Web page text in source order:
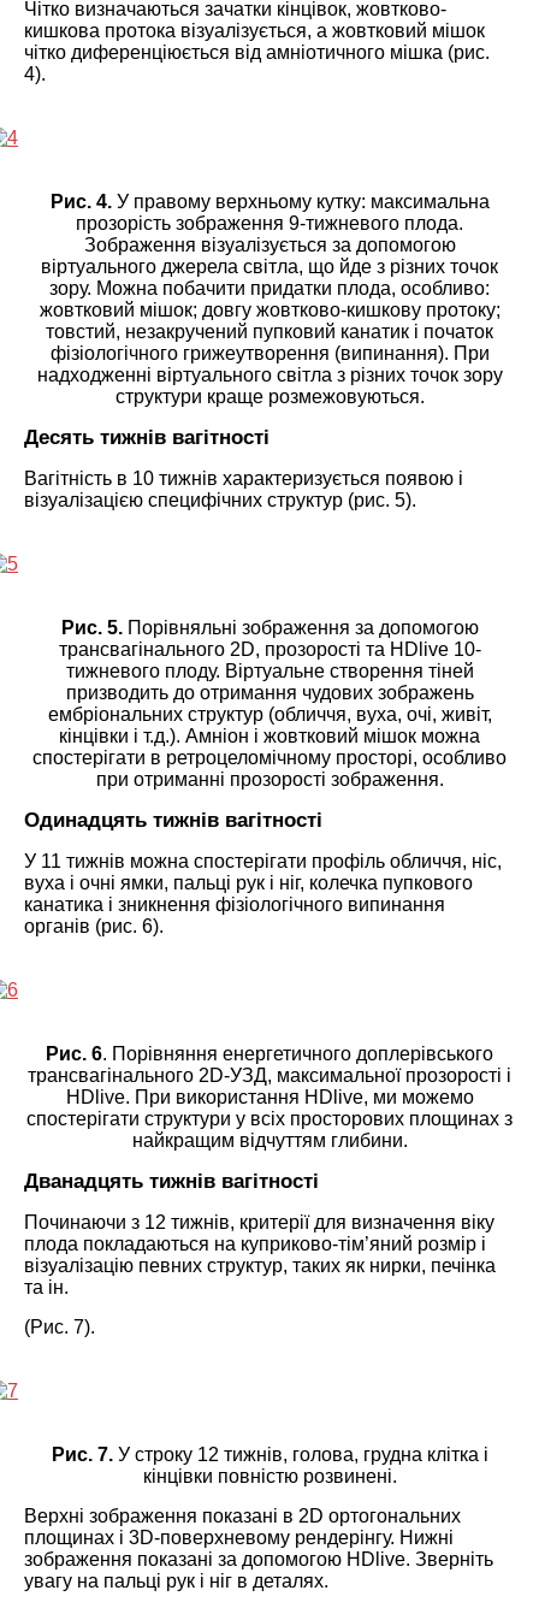
Чітко визначаються зачатки кінцівок, жовтково-
кишкова протока візуалізується, а жовтковий мішок
чітко диференціюється від амніотичного мішка (рис.
4).
Рис. 4.У правому верхньому кутку: максимальна
прозорість зображення 9-тижневого плода.
Зображення візуалізується за допомогою
віртуального джерела світла, що йде з різних точок
зору. Можна побачити придатки плода, особливо:
жовтковий мішок; довгу жовтково-кишкову протоку;
товстий, незакручений пупковий канатик і початок
фізіологічного грижеутворення (випинання). При
надходженні віртуального світла з різних точок зору
структури краще розмежовуються.
Десять тижнів вагітності
Вагітність в 10 тижнів характеризується появою і
візуалізацією специфічних структур (рис. 5).
Рис. 5.Порівняльні зображення за допомогою
трансвагінального 2D, прозорості та HDlive 10-
тижневого плоду. Віртуальне створення тіней
призводить до отримання чудових зображень
ембріональних структур (обличчя, вуха, очі, живіт,
кінцівки і т.д.). Амніон і жовтковий мішок можна
спостерігати в ретроцеломічному просторі, особливо
при отриманні прозорості зображення.
Одинадцять тижнів вагітності
У 11 тижнів можна спостерігати профіль обличчя, ніс,
вуха і очні ямки, пальці рук і ніг, колечка пупкового
канатика і зникнення фізіологічного випинання
органів (рис. 6).
Рис. 6. Порівняння енергетичного доплерівського
трансвагінального 2D-УЗД, максимальної прозорості і
HDlive. При використання HDlive, ми можемо
спостерігати структури у всіх просторових площинах з
найкращим відчуттям глибини.
Дванадцять тижнів вагітності
Починаючи з 12 тижнів, критерії для визначення віку
плода покладаються на куприково-тім’яний розмір і
візуалізацію певних структур, таких як нирки, печінка
та ін.
(Рис. 7).
Рис. 7.У строку 12 тижнів, голова, грудна клітка і
кінцівки повністю розвинені.
Верхні зображення показані в 2D ортогональних
площинах і 3D-поверхневому рендерінгу. Нижні
зображення показані за допомогою HDlive. Зверніть
увагу на пальці рук і ніг в деталях.